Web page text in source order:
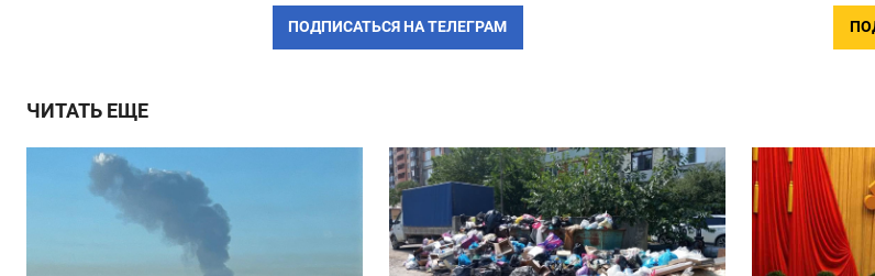
ПОДПИСАТЬСЯ НА ТЕЛЕГРАМ
ЧИТАТЬ ЕЩЕ